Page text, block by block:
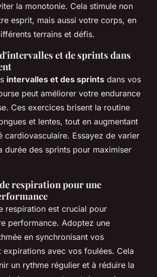
la monotonie. Cela stimule non
esprit, mais aussi votre corps, en
terrains et défis.
et de sprints dans
intervalles et des sprints dans vos
peut améliorer votre endurance
Ces exercices brisent la routine
et lentes, tout en augmentant
cardiovasculaire. Essayez de varier
durée des sprints pour maximiser
respiration pour une
respiration est crucial pour
performance. Adoptez une
en synchronisant vos
expirations avec vos foulées. Cela
un rythme régulier et à réduire la